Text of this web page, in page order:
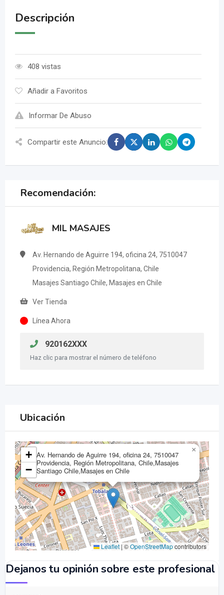
Descripción
408 vistas
Añadir a Favoritos
Informar De Abuso
Compartir este Anuncio:
Recomendación:
MIL MASAJES
Av. Hernando de Aguirre 194, oficina 24, 7510047
Providencia, Región Metropolitana, Chile
Masajes Santiago Chile, Masajes en Chile
Ver Tienda
Línea Ahora
920162XXX
Haz clic para mostrar el número de teléfono
Ubicación
Av. Hernando de Aguirre 194, oficina 24, 7510047
Providencia, Región Metropolitana, Chile,Masajes
Santiago Chile,Masajes en Chile
×
+
−
Leaflet | ©OpenStreetMapcontributors
Dejanos tu opinión sobre este profesional